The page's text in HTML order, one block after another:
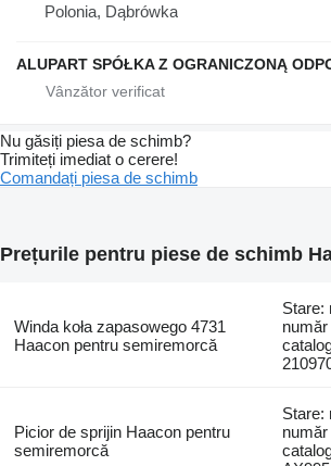
Polonia, Dąbrówka
Nu găsiți piesa de schimb?
Trimiteți imediat o cerere!
Comandați piesa de schimb
Prețurile pentru piese de schimb
Winda koła zapasowego 4731
Haacon pentru semiremorcă
Stare:
număr
Picior de sprijin Haacon pentru
semiremorcă
Stare:
număr